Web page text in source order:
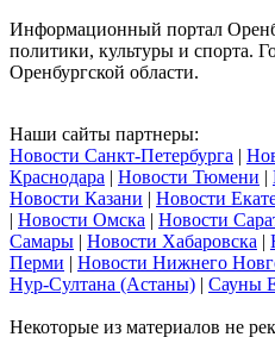
Информационный портал
политики, культуры и спорта.
Оренбургской области.
Наши сайты партнеры:
Новости Санкт-Петербурга |
Краснодара | Новости Тюмени |
Новости Казани | Новости
| Новости Омска | Новости
Самары | Новости Хабаровска |
Перми | Новости Нижнего
Нур-Султана (Астаны) | Сауны
Некоторые из материалов не